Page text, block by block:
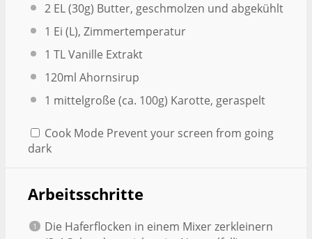
2 EL (30g) Butter, geschmolzen und abgekühlt
1 Ei (L), Zimmertemperatur
1 TL Vanille Extrakt
120ml Ahornsirup
1 mittelgroße (ca. 100g) Karotte, geraspelt
Cook Mode Prevent your screen from going
dark
Arbeitsschritte
Die Haferflocken in einem Mixer zerkleinern